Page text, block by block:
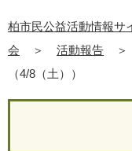
柏市民公益活動情報サ
会
＞ 活動報告 ＞
（4/8（土））